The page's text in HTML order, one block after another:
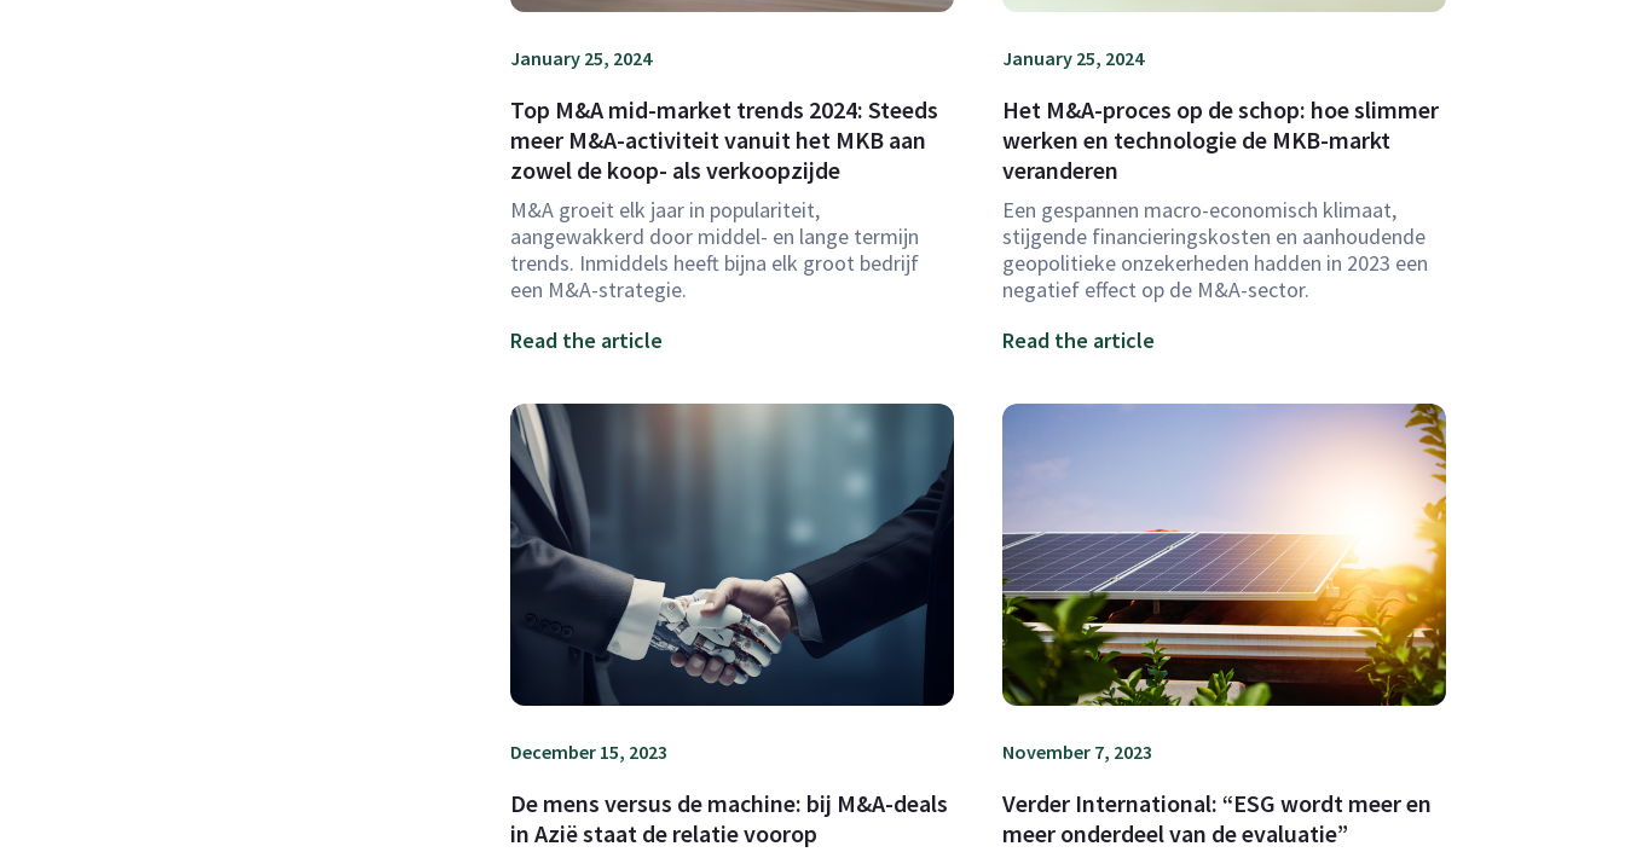
January 25, 2024
Top M&A mid-market trends 2024: Steeds
meer M&A-activiteit vanuit het MKB aan
zowel de koop- als verkoopzijde
M&A groeit elk jaar in populariteit,
aangewakkerd door middel- en lange termijn
trends. Inmiddels heeft bijna elk groot bedrijf
een M&A-strategie.
Read the article
January 25, 2024
Het M&A-proces op de schop: hoe slimmer
werken en technologie de MKB-markt
veranderen
Een gespannen macro-economisch klimaat,
stijgende financieringskosten en aanhoudende
geopolitieke onzekerheden hadden in 2023 een
negatief effect op de M&A-sector.
Read the article
December 15, 2023
De mens versus de machine: bij M&A-deals
in Azië staat de relatie voorop
November 7, 2023
Verder International: “ESG wordt meer en
meer onderdeel van de evaluatie”